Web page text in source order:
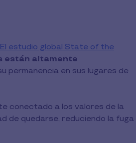
El estudio global State of the
están altamente
permanencia en sus lugares de
conectado a los valores de la
de quedarse, reduciendo la fuga